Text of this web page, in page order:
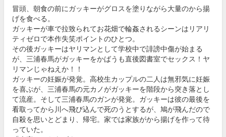
冒頭、朝食の前にガッキーがグロスを塗りながら大量のから揚
げを食べる。
ガッキーが車で拉致られてお花畑で輪姦されるシーンはリアリ
ティゼロで本作失笑ポイントのひとつ。
その後ガッキーはヤリマンとして学校中で誹謗中傷が始まる
が、三浦春馬がガッキーをかばうも直後図書室でセックス！ヤ
リマンじゃねえか！！
ガッキーの妊娠が発覚。高校生カップルの二人は無邪気に妊娠
を喜ぶが、三浦春馬の元カノがガッキーを階段から突き落とし
て流産。そして三浦春馬のガンが発覚。ガッキーは彼の最後を
看取ってから川へ飛び込んで死のうとするが、鳩が飛んだので
自殺を思いとどまり、帰宅。家では家族がから揚げを作って待
っていた。